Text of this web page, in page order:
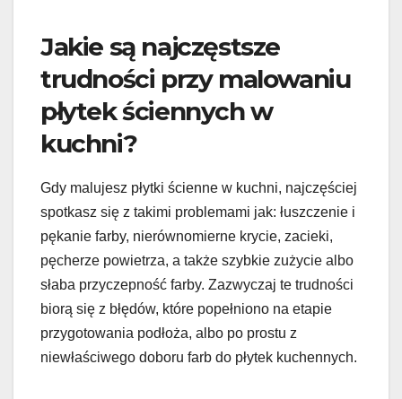
Jakie są najczęstsze
trudności przy malowaniu
płytek ściennych w
kuchni?
Gdy malujesz płytki ścienne w kuchni, najczęściej
spotkasz się z takimi problemami jak: łuszczenie i
pękanie farby, nierównomierne krycie, zacieki,
pęcherze powietrza, a także szybkie zużycie albo
słaba przyczepność farby. Zazwyczaj te trudności
biorą się z błędów, które popełniono na etapie
przygotowania podłoża, albo po prostu z
niewłaściwego doboru farb do płytek kuchennych.